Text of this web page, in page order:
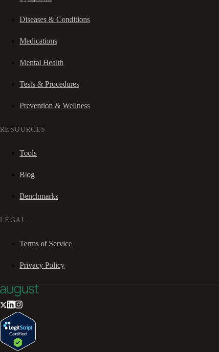
Diseases & Conditions
Medications
Mental Health
Tests & Procedures
Prevention & Wellness
RESOURCES
Tools
Blog
Benchmarks
LEGAL
Terms of Service
Privacy Policy